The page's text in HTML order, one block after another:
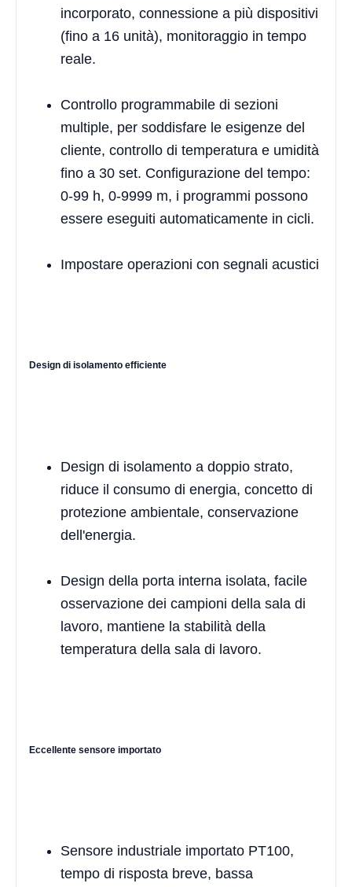
incorporato, connessione a più dispositivi
(fino a 16 unità), monitoraggio in tempo
reale.
Controllo programmabile di sezioni
multiple, per soddisfare le esigenze del
cliente, controllo di temperatura e umidità
fino a 30 set. Configurazione del tempo:
0-99 h, 0-9999 m, i programmi possono
essere eseguiti automaticamente in cicli.
Impostare operazioni con segnali acustici
Design di isolamento efficiente
Design di isolamento a doppio strato,
riduce il consumo di energia, concetto di
protezione ambientale, conservazione
dell'energia.
Design della porta interna isolata, facile
osservazione dei campioni della sala di
lavoro, mantiene la stabilità della
temperatura della sala di lavoro.
Eccellente sensore importato
Sensore industriale importato PT100,
tempo di risposta breve, bassa